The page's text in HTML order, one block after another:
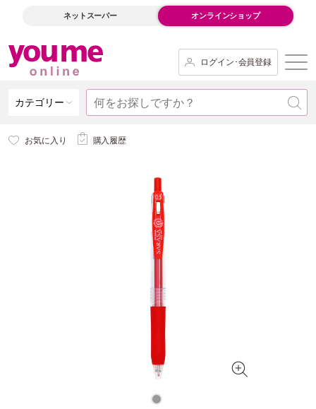
ネットスーパー オンラインショップ
ログイン･会員登録
カテゴリー
お気に入り 購入履歴